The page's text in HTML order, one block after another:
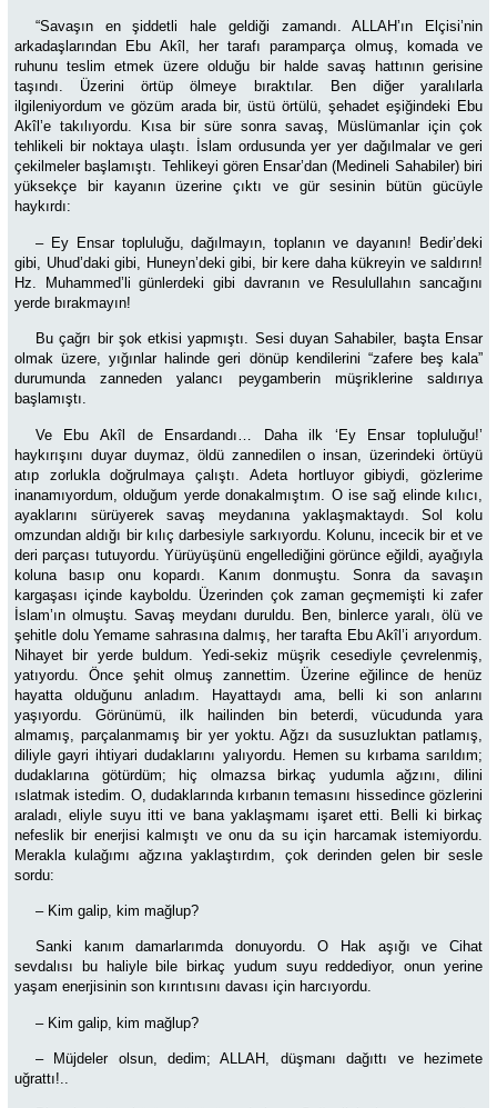
“Savaşın en şiddetli hale geldiği zamandı. ALLAH’ın Elçisi’nin
arkadaşlarından Ebu Akîl, her tarafı paramparça olmuş, komada ve
ruhunu teslim etmek üzere olduğu bir halde savaş hattının gerisine
taşındı. Üzerini örtüp ölmeye bıraktılar. Ben diğer yaralılarla
ilgileniyordum ve gözüm arada bir, üstü örtülü, şehadet eşiğindeki Ebu
Akîl’e takılıyordu. Kısa bir süre sonra savaş, Müslümanlar için çok
tehlikeli bir noktaya ulaştı. İslam ordusunda yer yer dağılmalar ve geri
çekilmeler başlamıştı. Tehlikeyi gören Ensar’dan (Medineli Sahabiler) biri
yüksekçe bir kayanın üzerine çıktı ve gür sesinin bütün gücüyle
haykırdı:
– Ey Ensar topluluğu, dağılmayın, toplanın ve dayanın! Bedir’deki
gibi, Uhud’daki gibi, Huneyn’deki gibi, bir kere daha kükreyin ve saldırın!
Hz. Muhammed’li günlerdeki gibi davranın ve Resulullahın sancağını
yerde bırakmayın!
Bu çağrı bir şok etkisi yapmıştı. Sesi duyan Sahabiler, başta Ensar
olmak üzere, yığınlar halinde geri dönüp kendilerini “zafere beş kala”
durumunda zanneden yalancı peygamberin müşriklerine saldırıya
başlamıştı.
Ve Ebu Akîl de Ensardandı… Daha ilk ‘Ey Ensar topluluğu!’
haykırışını duyar duymaz, öldü zannedilen o insan, üzerindeki örtüyü
atıp zorlukla doğrulmaya çalıştı. Adeta hortluyor gibiydi, gözlerime
inanamıyordum, olduğum yerde donakalmıştım. O ise sağ elinde kılıcı,
ayaklarını sürüyerek savaş meydanına yaklaşmaktaydı. Sol kolu
omzundan aldığı bir kılıç darbesiyle sarkıyordu. Kolunu, incecik bir et ve
deri parçası tutuyordu. Yürüyüşünü engellediğini görünce eğildi, ayağıyla
koluna basıp onu kopardı. Kanım donmuştu. Sonra da savaşın
kargaşası içinde kayboldu. Üzerinden çok zaman geçmemişti ki zafer
İslam’ın olmuştu. Savaş meydanı duruldu. Ben, binlerce yaralı, ölü ve
şehitle dolu Yemame sahrasına dalmış, her tarafta Ebu Akîl’i arıyordum.
Nihayet bir yerde buldum. Yedi-sekiz müşrik cesediyle çevrelenmiş,
yatıyordu. Önce şehit olmuş zannettim. Üzerine eğilince de henüz
hayatta olduğunu anladım. Hayattaydı ama, belli ki son anlarını
yaşıyordu. Görünümü, ilk hailinden bin beterdi, vücudunda yara
almamış, parçalanmamış bir yer yoktu. Ağzı da susuzluktan patlamış,
diliyle gayri ihtiyari dudaklarını yalıyordu. Hemen su kırbama sarıldım;
dudaklarına götürdüm; hiç olmazsa birkaç yudumla ağzını, dilini
ıslatmak istedim. O, dudaklarında kırbanın temasını hissedince gözlerini
araladı, eliyle suyu itti ve bana yaklaşmamı işaret etti. Belli ki birkaç
nefeslik bir enerjisi kalmıştı ve onu da su için harcamak istemiyordu.
Merakla kulağımı ağzına yaklaştırdım, çok derinden gelen bir sesle
sordu:
– Kim galip, kim mağlup?
Sanki kanım damarlarımda donuyordu. O Hak aşığı ve Cihat
sevdalısı bu haliyle bile birkaç yudum suyu reddediyor, onun yerine
yaşam enerjisinin son kırıntısını davası için harcıyordu.
– Kim galip, kim mağlup?
–
Müjdeler olsun, dedim; ALLAH, düşmanı dağıttı ve hezimete
uğrattı!..